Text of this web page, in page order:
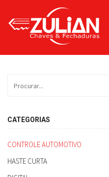
CATEGORIAS
CONTROLE AUTOMOTIVO
HASTE CURTA